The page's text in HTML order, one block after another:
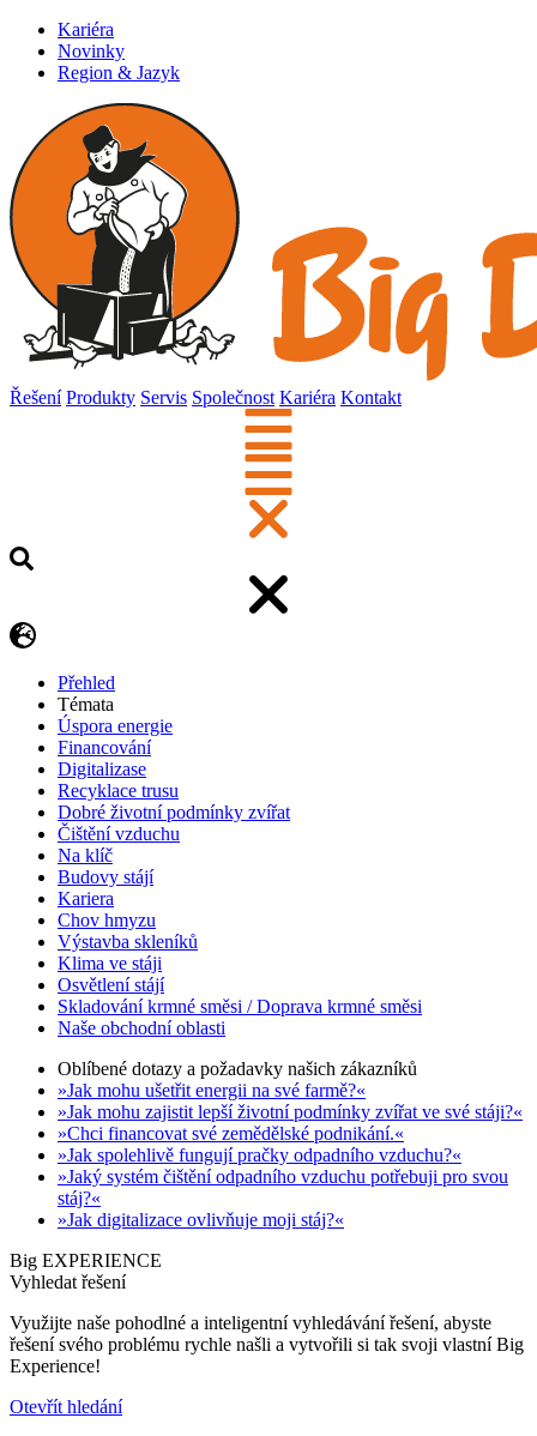
Kariéra
Novinky
Region & Jazyk
Řešení Produkty Servis Společnost Kariéra Kontakt
Přehled
Témata
Úspora energie
Financování
Digitalizase
Recyklace trusu
Dobré životní podmínky zvířat
Čištění vzduchu
Na klíč
Budovy stájí
Kariera
Chov hmyzu
Výstavba skleníků
Klima ve stáji
Osvětlení stájí
Skladování krmné směsi / Doprava krmné směsi
Naše obchodní oblasti
Oblíbené dotazy a požadavky našich zákazníků
»Jak mohu ušetřit energii na své farmě?«
»Jak mohu zajistit lepší životní podmínky zvířat ve své stáji?«
»Chci financovat své zemědělské podnikání.«
»Jak spolehlivě fungují pračky odpadního vzduchu?«
»Jaký systém čištění odpadního vzduchu potřebuji pro svou
stáj?«
»Jak digitalizace ovlivňuje moji stáj?«
Big EXPERIENCE
Vyhledat řešení
Využijte naše pohodlné a inteligentní vyhledávání řešení, abyste
řešení svého problému rychle našli a vytvořili si tak svoji vlastní Big
Experience!
Otevřít hledání